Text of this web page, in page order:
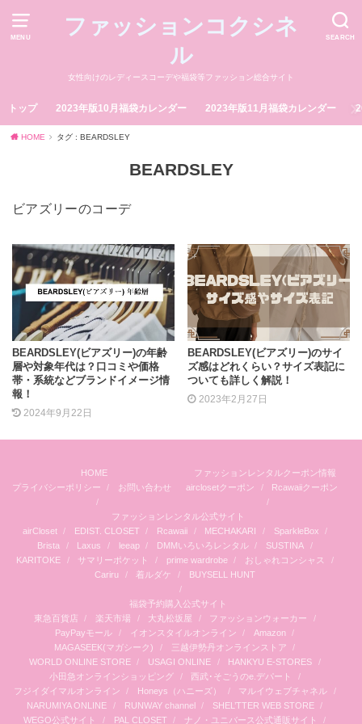
MENU SEARCH
ファッションコクシネ
ル
女性向けのレディースコーデや福袋等ファッション総合サイト
トップ 2023年版10月福袋カレンダー 2023年版11月福袋カレンダー
HOME タグ : BEARDSLEY
BEARDSLEY
ビアズリーのコーデ
BEARDSLEY(ビアズリー)の年齢
層や対象年代は？口コミや価格
帯・系統などブランドイメージ情
報！
2024年9月22日
BEARDSLEY(ビアズリー)のサイ
ズ感はどれくらい？サイズ表記に
ついても詳しく解説！
2023年2月27日
HOME
プライバシーポリシー
お問い合わせ
ファッションレンタルクーポン情報
airclosetクーポン
Rcawaiiクーポン
ファッションレンタル公式サイト
airCloset
EDIST. CLOSET Rcawaii MECHAKARI
SparkleBox
Brista
Laxus leeap DMMいろいろレンタル
SUSTINA
KARITOKE
サマリーポケット prime wardrobe
おしゃれコンシャス
Cariru
着ルダケ BUYSELL HUNT
福袋予約購入公式サイト
東急百貨店
楽天市場 大丸松坂屋
ファッションウォーカー
PayPayモール
イオンスタイルオンライン
Amazon
MAGASEEK(マガシーク)
三越伊勢丹オンラインストア
WORLD ONLINE STORE
USAGI ONLINE
HANKYU E-STORES
小田急オンラインショッピング
西武･そごうのe.デパート
フジイダイマルオンライン
Honeys（ハニーズ）
マルイウェブチャネル
NARUMIYA ONLINE
RUNWAY channel
SHEL’TTER WEB STORE
WEGO公式サイト
PAL CLOSET ナノ・ユニバース公式通販サイト